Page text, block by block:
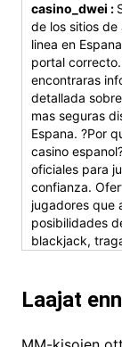
casino_dwei :
de los sitios de
linea en
portal
encontraras
detallada
mas seguras
Espana. ?Por
casino
oficiales para
confianza.
jugadores que
posibilidades
blackjack,
problemas con
metodos de
Laajat